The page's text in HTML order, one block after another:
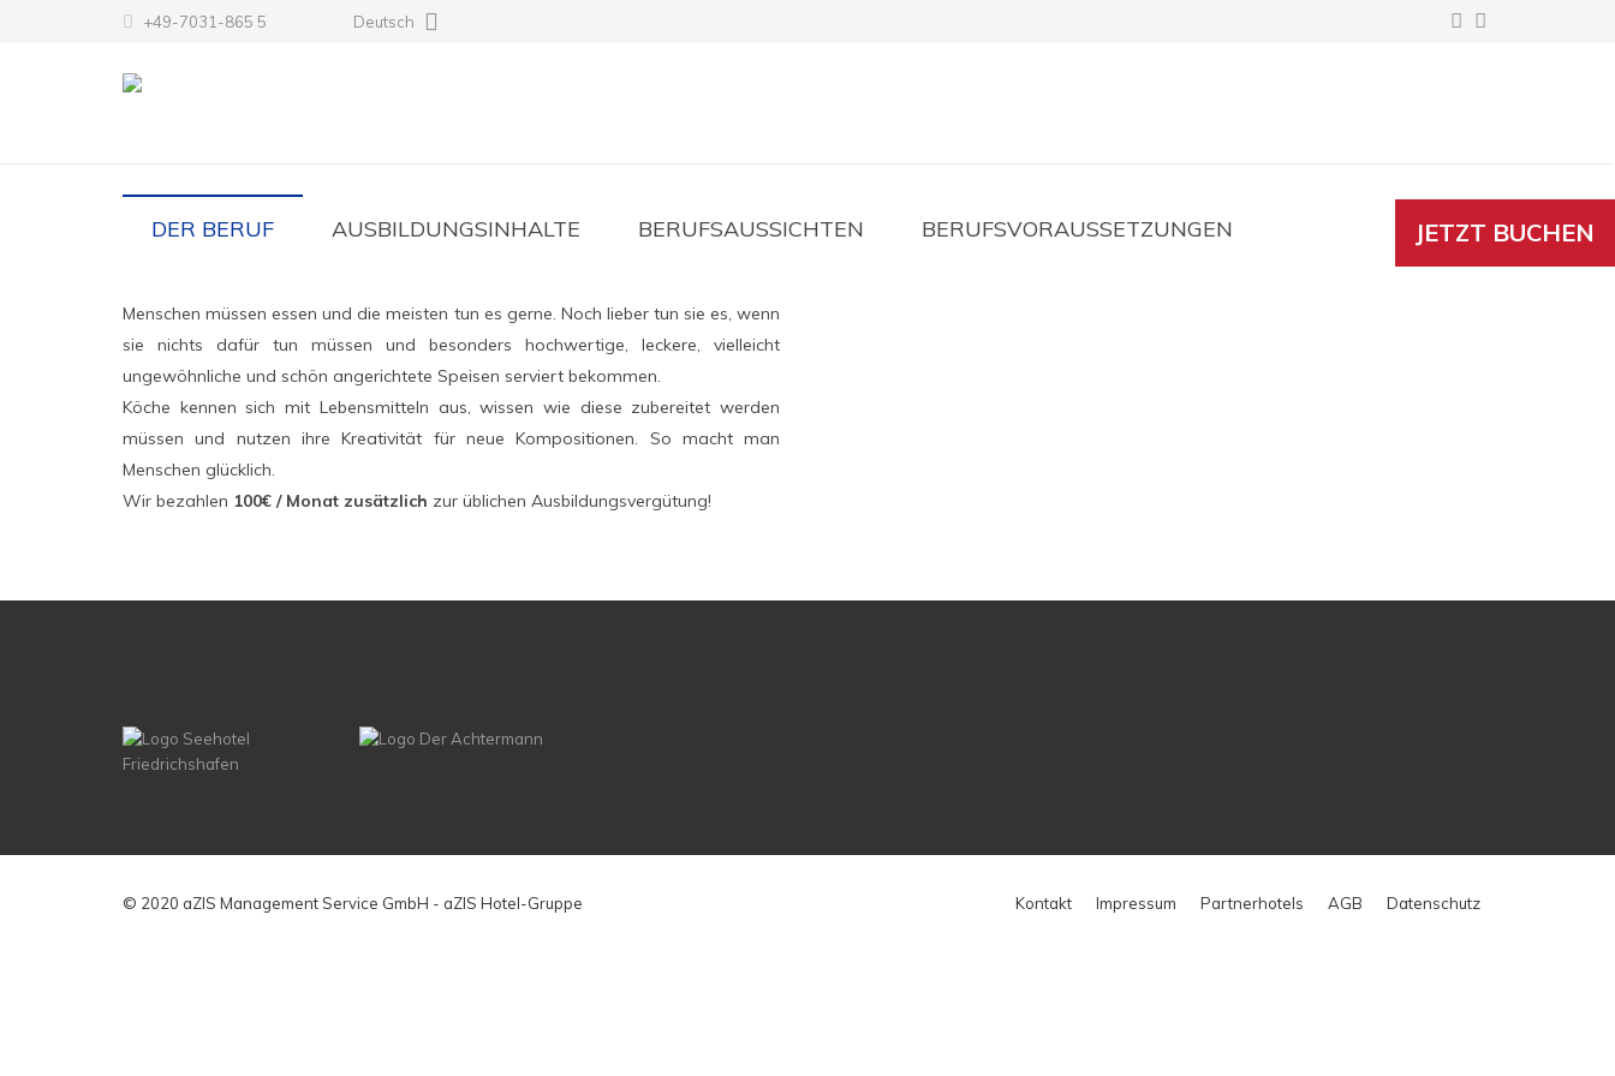
+49-7031-865 5 Deutsch
JETZT BUCHEN
DER BERUF AUSBILDUNGSINHALTE BERUFSAUSSICHTEN BERUFSVORAUSSETZUNGEN
Menschen müssen essen und die meisten tun es gerne. Noch lieber tun sie es, wenn
sie nichts dafür tun müssen und besonders hochwertige, leckere, vielleicht
ungewöhnliche und schön angerichtete Speisen serviert bekommen.
Köche kennen sich mit Lebensmitteln aus, wissen wie diese zubereitet werden
müssen und nutzen ihre Kreativität für neue Kompositionen. So macht man
Menschen glücklich.
Wir bezahlen 100€ / Monat zusätzlich zur üblichen Ausbildungsvergütung!
Kontakt Impressum Partnerhotels AGB Datenschutz
© 2020 aZIS Management Service GmbH - aZIS Hotel-Gruppe